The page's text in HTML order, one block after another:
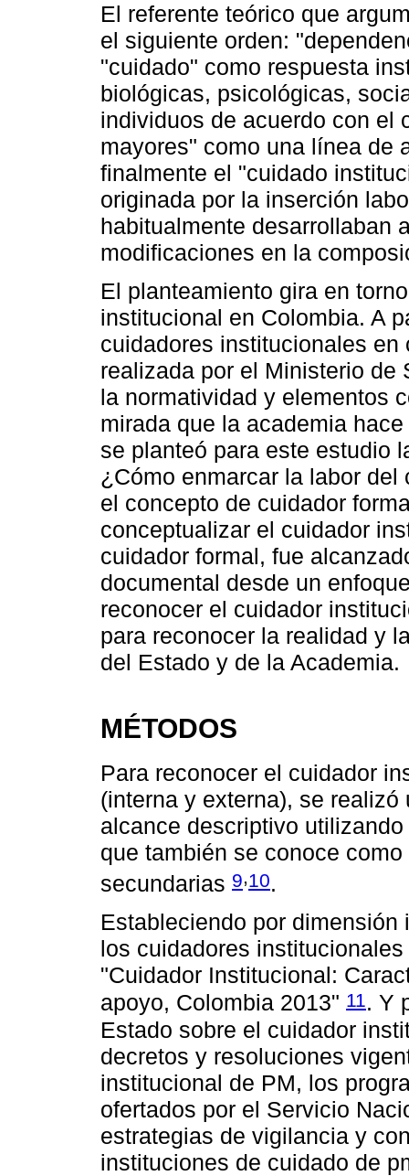
El referente teórico que
el siguiente orden:
"cuidado" como respuesta
biológicas, psicológicas,
individuos de acuerdo con el
mayores" como una línea de
finalmente el "cuidado
originada por la inserción
habitualmente desarrollaban
modificaciones en la
El planteamiento gira en
institucional en Colombia. A
cuidadores institucionales
realizada por el Ministerio de
la normatividad y elementos
mirada que la academia
se planteó para este estudio
¿Cómo enmarcar la labor
el concepto de cuidador
conceptualizar el cuidador
cuidador formal, fue
documental desde un
reconocer el cuidador
para reconocer la realidad y
del Estado y de la Academia.
MÉTODOS
Para reconocer el cuidador
(interna y externa), se
alcance descriptivo
que también se conoce
secundarias 9,10.
Estableciendo por
los cuidadores
"Cuidador Institucional:
apoyo, Colombia 2013" 11 . Y
Estado sobre el cuidador
decretos y resoluciones
institucional de PM, los
ofertados por el Servicio
estrategias de vigilancia y
instituciones de cuidado de